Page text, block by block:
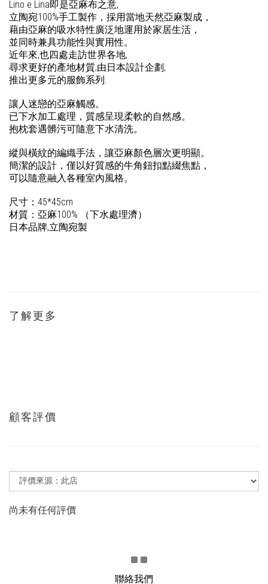
Lino e Lina即是亞麻布之意,
立陶宛100%手工製作，採用當地天然亞麻製成，
藉由亞麻的吸水特性廣泛地運用於家居生活，
並同時兼具功能性與實用性。
近年來,也四處走訪世界各地,
尋求更好的產地材質,由日本設計企劃,
推出更多元的服飾系列.
讓人迷戀的亞麻觸感。
已下水加工處理，質感呈現柔軟的自然感。
抱枕套遇髒污可隨意下水清洗。
縱與橫紋的編織手法，讓亞麻顏色層次更明顯。
簡潔的設計，僅以好質感的牛角鈕扣點綴焦點，
可以隨意融入各種室內風格。
尺寸：45*45cm
材質：亞麻100%
（下水處理濟）
日本品牌,立陶宛製
了解更多
顧客評價
尚未有任何評價
聯絡我們